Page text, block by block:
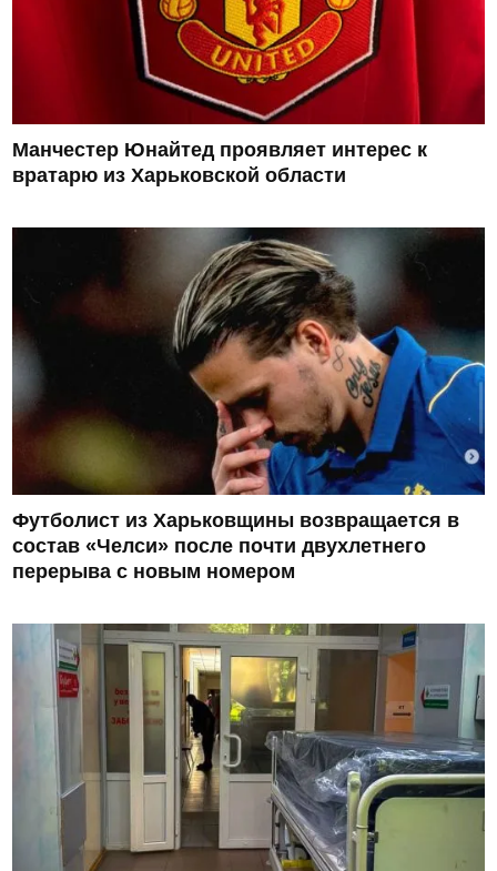
Манчестер Юнайтед проявляет интерес к
вратарю из Харьковской области
Футболист из Харьковщины возвращается в
состав «Челси» после почти двухлетнего
перерыва с новым номером